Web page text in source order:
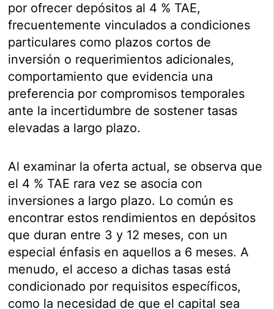
por ofrecer depósitos al 4 % TAE,
frecuentemente vinculados a condiciones
particulares como plazos cortos de
inversión o requerimientos adicionales,
comportamiento que evidencia una
preferencia por compromisos temporales
ante la incertidumbre de sostener tasas
elevadas a largo plazo.
Al examinar la oferta actual, se observa que
el 4 % TAE rara vez se asocia con
inversiones a largo plazo. Lo común es
encontrar estos rendimientos en depósitos
que duran entre 3 y 12 meses, con un
especial énfasis en aquellos a 6 meses. A
menudo, el acceso a dichas tasas está
condicionado por requisitos específicos,
como la necesidad de que el capital sea